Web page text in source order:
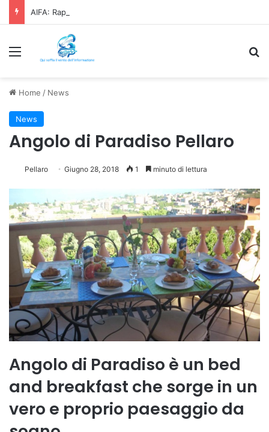
AIFA: Rapporto OsMed 2025 sull’uso dei farmaci in Italia
Home / News
News
Angolo di Paradiso Pellaro
Pellaro Giugno 28, 2018 1 minuto di lettura
Angolo di Paradiso è un bed
and breakfast che sorge in un
vero e proprio paesaggio da